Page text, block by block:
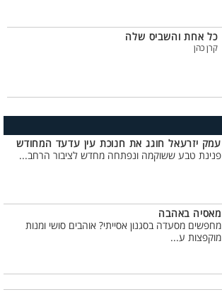
כל אחת והשביס שלה
קרן כהן
עמק יזרעאל חוגג את חנוכת עין עדעד המחודש
פנינת טבע ששוקמה ונפתחה מחדש לציבור הרחב...
מאסיה באהבה
מחפשים מסעדה בסגנון אסייתי? אוהבים סושי ומנות
מוקפצות ע...